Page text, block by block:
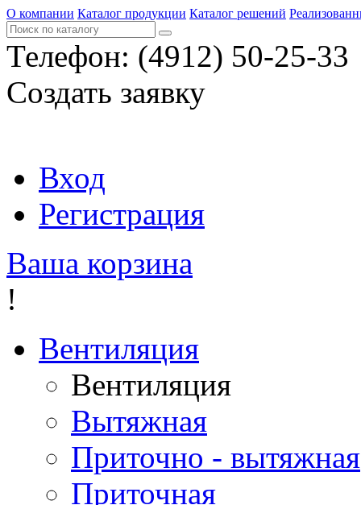
О компании Каталог продукции Каталог решений
Телефон: (4912) 50-25-33
Создать заявку
Вход
Регистрация
Ваша корзина
!
Вентиляция
Вентиляция
Вытяжная
Приточно - вытяжная
Приточная